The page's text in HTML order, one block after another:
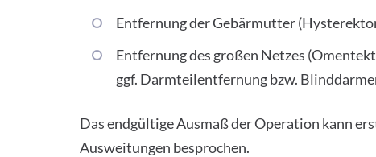
Entfernung der Gebärmutter
Entfernung des großen Netzes
ggf. Darmteilentfernung bzw.
Das endgültige Ausmaß der Operation kann
Ausweitungen besprochen.